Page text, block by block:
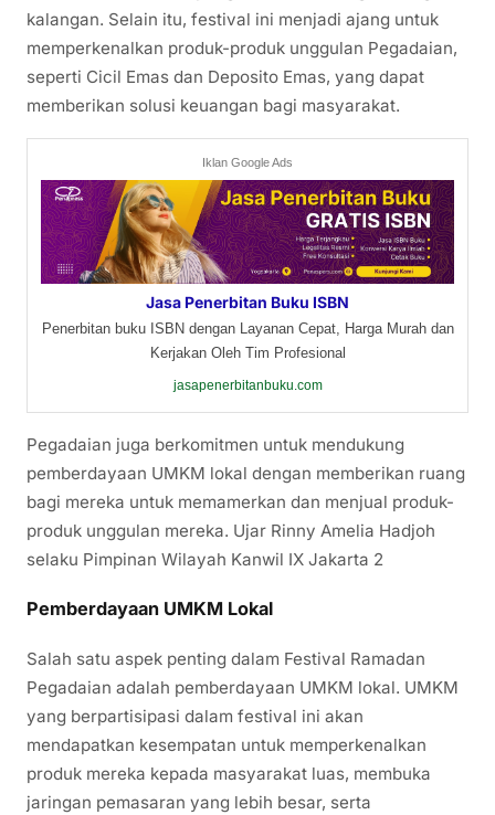
kalangan. Selain itu, festival ini menjadi ajang untuk
memperkenalkan produk-produk unggulan Pegadaian,
seperti Cicil Emas dan Deposito Emas, yang dapat
memberikan solusi keuangan bagi masyarakat.
Iklan Google Ads
Jasa Penerbitan Buku ISBN
Penerbitan buku ISBN dengan Layanan Cepat, Harga Murah dan
Kerjakan Oleh Tim Profesional
jasapenerbitanbuku.com
Pegadaian juga berkomitmen untuk mendukung
pemberdayaan UMKM lokal dengan memberikan ruang
bagi mereka untuk memamerkan dan menjual produk-
produk unggulan mereka. Ujar Rinny Amelia Hadjoh
selaku Pimpinan Wilayah Kanwil IX Jakarta 2
Pemberdayaan UMKM Lokal
Salah satu aspek penting dalam Festival Ramadan
Pegadaian adalah pemberdayaan UMKM lokal. UMKM
yang berpartisipasi dalam festival ini akan
mendapatkan kesempatan untuk memperkenalkan
produk mereka kepada masyarakat luas, membuka
jaringan pemasaran yang lebih besar, serta